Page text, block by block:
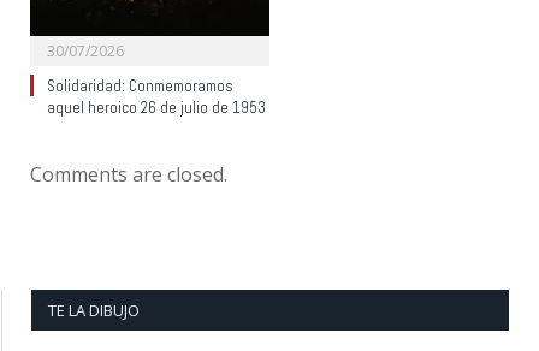
30/07/2026
Solidaridad: Conmemoramos
aquel heroico 26 de julio de 1953
Comments are closed.
TE LA DIBUJO